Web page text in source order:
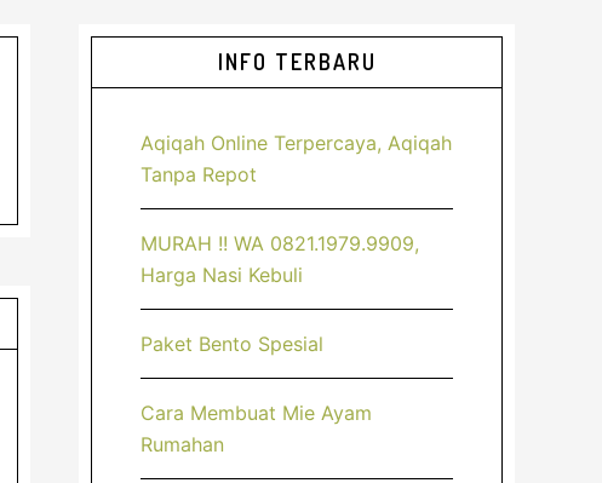
Sidebar
Utama
INFO TERBARU
Aqiqah Online Terpercaya, Aqiqah
Tanpa Repot
MURAH !! WA 0821.1979.9909,
Harga Nasi Kebuli
Paket Bento Spesial
Cara Membuat Mie Ayam
Rumahan